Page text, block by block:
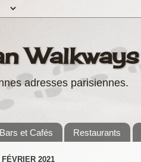
Walkways
adresses parisiennes.
Bars et Cafés Restaurants
2021